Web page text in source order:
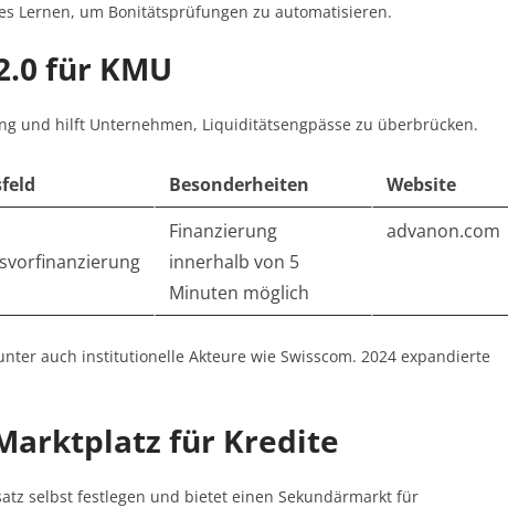
Lernen, um Bonitätsprüfungen zu automatisieren.
für KMU
und hilft Unternehmen, Liquiditätsengpässe zu überbrücken.
Besonderheiten
Website
Finanzierung
innerhalb von 5
Minuten möglich
advanon.com
auch institutionelle Akteure wie Swisscom. 2024 expandierte
für Kredite
selbst festlegen und bietet einen Sekundärmarkt für